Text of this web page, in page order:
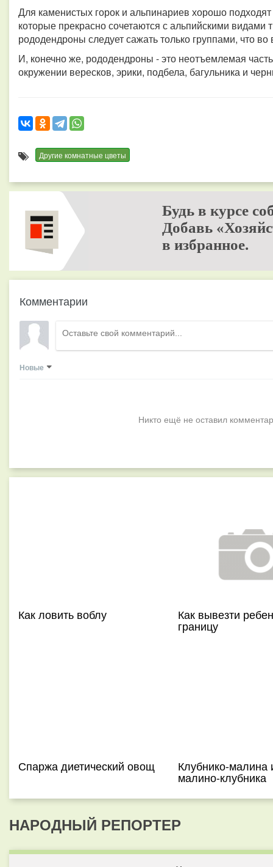
Для каменистых горок и альпинариев хорошо
которые прекрасно сочетаются с альпийскими видами
рододендроны следует сажать только группами, что
И, конечно же, рододендроны - это неотъемлемая
окружении вересков, эрики, подбела, багульника и
Другие комнатные цветы
Будь в курсе
Добавь
в избранное.
Комментарии
Новые
Никто ещё не оставил
Как ловить воблу Как вывезти
границу
Спаржа диетический овощ Клубнико-малина
малино-клубника
НАРОДНЫЙ РЕПОРТЕР